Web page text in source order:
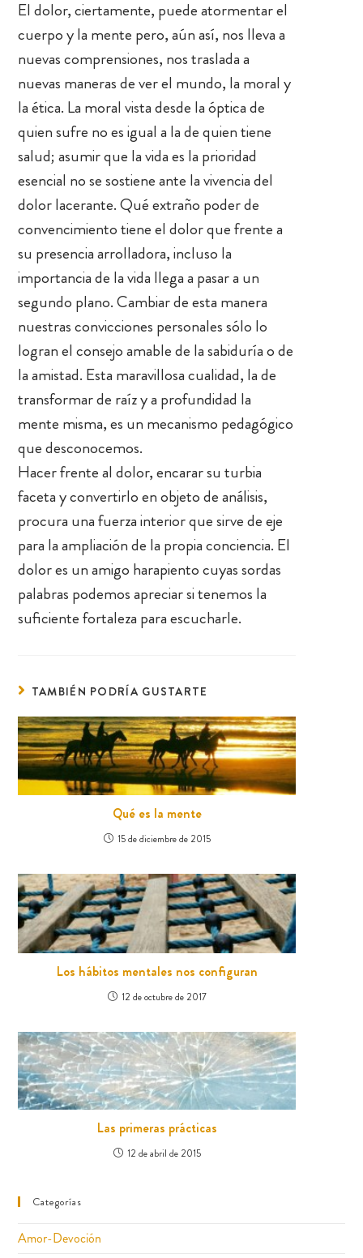
El dolor, ciertamente, puede atormentar el
cuerpo y la mente pero, aún así, nos lleva a
nuevas comprensiones, nos traslada a
nuevas maneras de ver el mundo, la moral y
la ética. La moral vista desde la óptica de
quien sufre no es igual a la de quien tiene
salud; asumir que la vida es la prioridad
esencial no se sostiene ante la vivencia del
dolor lacerante. Qué extraño poder de
convencimiento tiene el dolor que frente a
su presencia arrolladora, incluso la
importancia de la vida llega a pasar a un
segundo plano. Cambiar de esta manera
nuestras convicciones personales sólo lo
logran el consejo amable de la sabiduría o de
la amistad. Esta maravillosa cualidad, la de
transformar de raíz y a profundidad la
mente misma, es un mecanismo pedagógico
que desconocemos.
Hacer frente al dolor, encarar su turbia
faceta y convertirlo en objeto de análisis,
procura una fuerza interior que sirve de eje
para la ampliación de la propia conciencia. El
dolor es un amigo harapiento cuyas sordas
palabras podemos apreciar si tenemos la
suficiente fortaleza para escucharle.
TAMBIÉN PODRÍA GUSTARTE
Qué es la mente
15 de diciembre de 2015
Los hábitos mentales nos configuran
12 de octubre de 2017
Las primeras prácticas
12 de abril de 2015
Categorías
Amor-Devoción